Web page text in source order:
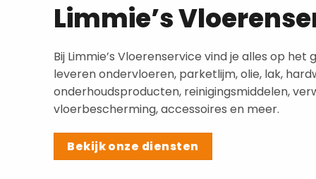
Limmie’s
Bij Limmie’s Vloerenservice vind je alles op het
leveren ondervloeren, parketlijm, olie, lak,
onderhoudsproducten, reinigingsmiddelen,
vloerbescherming, accessoires en meer.
Bekijk onze diensten